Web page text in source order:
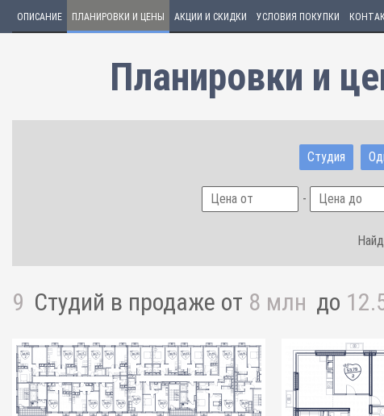
ОПИСАНИЕ ПЛАНИРОВКИ И ЦЕНЫ АКЦИИ И СКИДКИ УСЛОВИЯ ПОКУПКИ
Планировки и
Студия
-
9 Студий в продаже от 8 млн до